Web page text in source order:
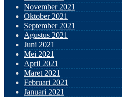
November 2021
Oktober 2021
September 2021
Agustus 2021
Juni 2021
Mei 2021
April 2021
Maret 2021
Februari 2021
Januari 2021